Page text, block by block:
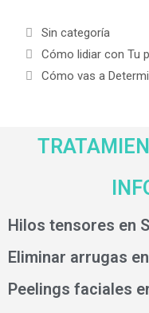
Sin categoría
Cómo lidiar con Tu
Cómo vas a
Hilos tensores en
Eliminar arrugas
Peelings faciales